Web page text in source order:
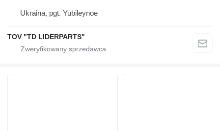
Ukraina, pgt. Yubileynoe
TOV "TD LIDERPARTS"